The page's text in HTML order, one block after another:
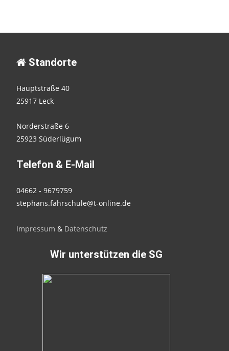
Standorte
Hauptstraße 40
25917 Leck
Norderstraße 6
25923 Süderlügum
Telefon & E-Mail
04662 - 9679759
stephans.fahrschule@t-online.de
Impressum & Datenschutz
Wir unterstützen die SG